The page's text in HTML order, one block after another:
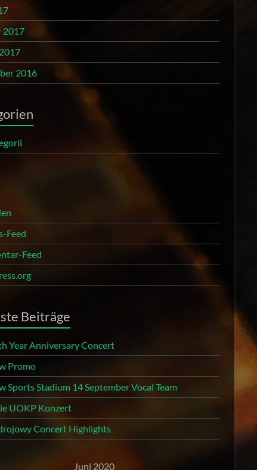
2017
2016
Feed
Feed
Beiträge
Year Anniversary Concert
Promo
Sports Stadium 14 September Vocal Team
UOKP Konzert
Concert Highlights
Juni 2020